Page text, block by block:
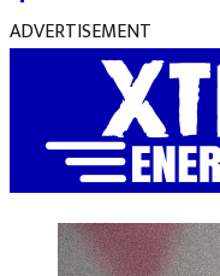
ADVERTISEMENT